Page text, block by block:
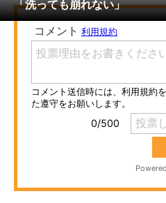
注目記事を集めた総合ページ
ITの今と未来を見通す
スマホと通信の最新トレンド
進化するPCとデバイスの未来
「洗っても崩れない」